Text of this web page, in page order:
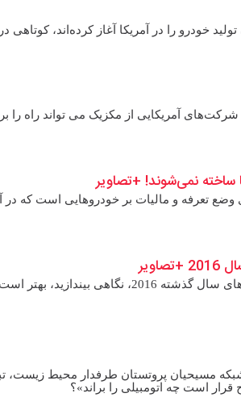
خودرو را در آمریکا آغاز کرده‌اند،
شرکت‌های آمریکایی از مکزیک می تواند راه
وضع تعرفه و مالیات بر خودروهایی است که
سری به اعداد و آمار بزنید.
است چه اتومبیلی را براند»؟